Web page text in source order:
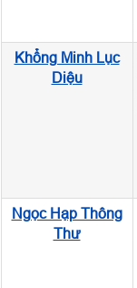
Khổng Minh Lục
Diệu
Ngọc Hạp Thông
Thư